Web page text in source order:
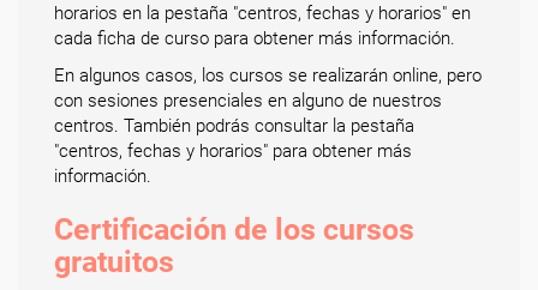
horarios en la pestaña "centros, fechas y horarios" en
cada ficha de curso para obtener más información.
En algunos casos, los cursos se realizarán online, pero
con sesiones presenciales en alguno de nuestros
centros. También podrás consultar la pestaña
"centros, fechas y horarios" para obtener más
información.
Certificación de los cursos
gratuitos